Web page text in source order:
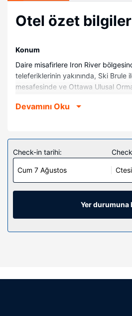
Otel özet
Konum
Daire misafirlere Iron River
teleferiklerinin yakınında, Ski Brule
mesafesinde ve Ottawa Ulusal
Stanley Lake ile 1,4 mi (2,3 km) ve
Bu dairede mutfak, fırın ve set üstü
konforu için masa ve mikrodalga
Otelin güzelliği
Misafirlerimiz için sauna, ücretsiz
barbekü ızgaraları bulunmaktadır.
Devamını Oku
Check-in tarihi:
Cum 7 Ağustos
Yer durumuna